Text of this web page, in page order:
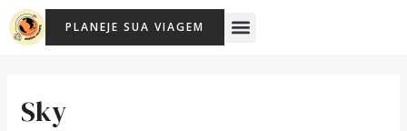
para
PLANEJE SUA VIAGEM Menu
Sky
Post
navigation